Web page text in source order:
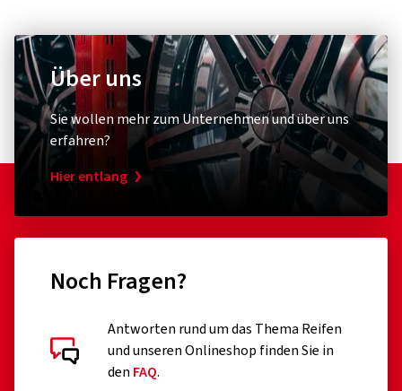
Über uns
Sie wollen mehr zum Unternehmen und über uns
erfahren?
Hier entlang
Noch Fragen?
Antworten rund um das Thema Reifen
und unseren Onlineshop finden Sie in
den FAQ.